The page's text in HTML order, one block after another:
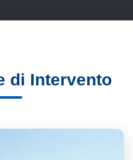
di Intervento